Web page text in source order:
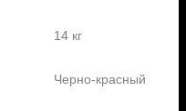
14 кг
Черно-красный